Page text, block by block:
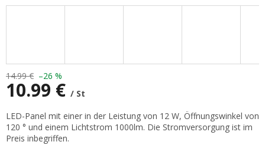
14.99 € –26 %
10.99 € / St
Verkaufspreis:
LED-Panel mit einer in der Leistung von 12 W, Öffnungswinkel von
120 ° und einem Lichtstrom 1000lm. Die Stromversorgung ist im
Preis inbegriffen.